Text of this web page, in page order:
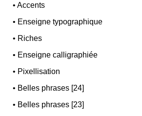
•Accents
• Enseigne typographique
• Riches
• Enseigne calligraphiée
• Pixellisation
• Belles phrases [24]
• Belles phrases [23]